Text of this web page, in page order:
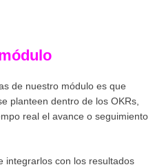
de nuestro módulo es que
planteen dentro de los OKRs,
real el avance o seguimiento
integrarlos con los resultados